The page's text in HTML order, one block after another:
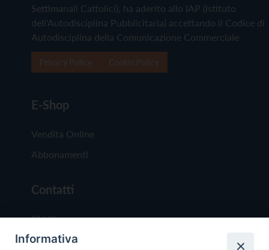
Settimanali Cattolici), ha aderito allo IAP (Istituto
dell'Autodisciplina Pubblicitaria) accettando il Codice di
Autodisciplina della Comunicazione Commerciale
E-Shop
Vendita Online
Abbonamenti
Contatti
Chi Siamo
Redazione
Informativa